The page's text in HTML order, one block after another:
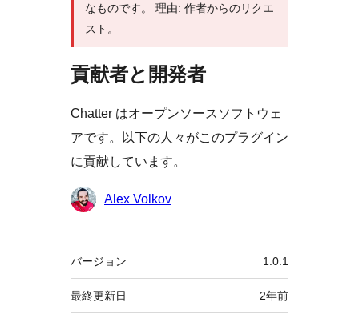
なものです。 理由: 作者からのリクエ
スト。
貢献者と開発者
Chatter はオープンソースソフトウェ
アです。以下の人々がこのプラグイン
に貢献しています。
貢
Alex Volkov
メ
タ
バージョン 1.0.1
最終更新日 2年前